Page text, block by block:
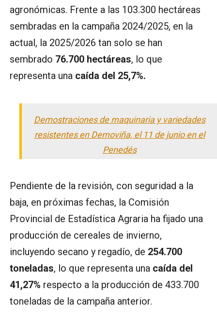
agronómicas. Frente a las 103.300 hectáreas
sembradas en la campaña 2024/2025, en la
actual, la 2025/2026 tan solo se han
sembrado 76.700 hectáreas, lo que
representa una caída del 25,7%.
Demostraciones de maquinaria y variedades
resistentes en Demoviña, el 11 de junio en el
Penedés
Pendiente de la revisión, con seguridad a la
baja, en próximas fechas, la Comisión
Provincial de Estadística Agraria ha fijado una
producción de cereales de invierno,
incluyendo secano y regadío, de 254.700
toneladas, lo que representa una caída del
41,27% respecto a la producción de 433.700
toneladas de la campaña anterior.